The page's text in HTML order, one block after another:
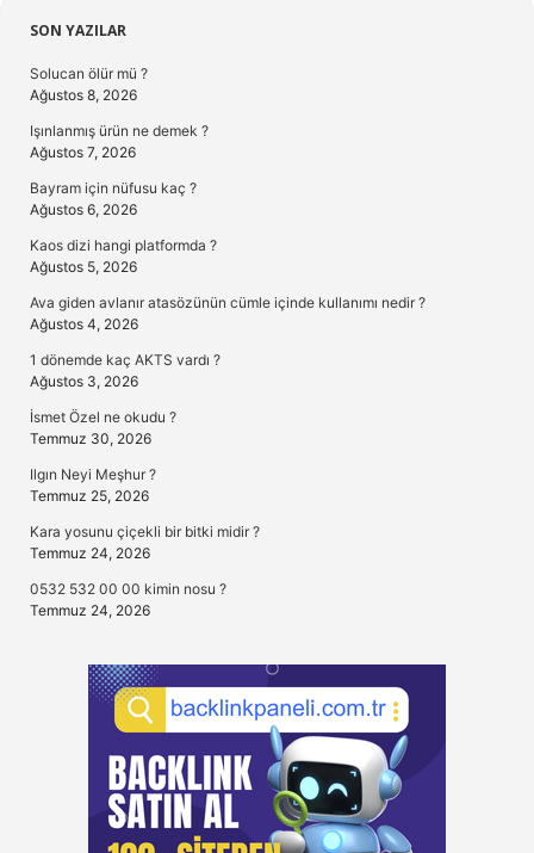
Sidebar
SON YAZILAR
Solucan ölür mü ?
Ağustos 8, 2026
Işınlanmış ürün ne demek ?
Ağustos 7, 2026
Bayram için nüfusu kaç ?
Ağustos 6, 2026
Kaos dizi hangi platformda ?
Ağustos 5, 2026
Ava giden avlanır atasözünün cümle içinde kullanımı nedir ?
Ağustos 4, 2026
1 dönemde kaç AKTS vardı ?
Ağustos 3, 2026
İsmet Özel ne okudu ?
Temmuz 30, 2026
Ilgın Neyi Meşhur ?
Temmuz 25, 2026
Kara yosunu çiçekli bir bitki midir ?
Temmuz 24, 2026
0532 532 00 00 kimin nosu ?
Temmuz 24, 2026